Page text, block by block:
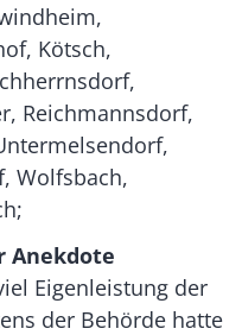
Kötsch,
Reichmannsdorf,
Wolfsbach,
Anekdote
Eigenleistung der
der Behörde hatte